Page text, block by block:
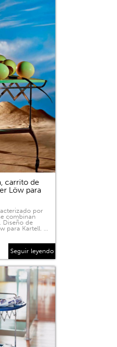
carrito de
Löw para
por
combinan
Diseño de
para Kartell. …
Seguir leyendo